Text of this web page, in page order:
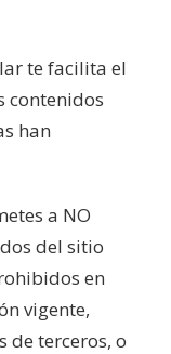
te facilita el
contenidos
han
a NO
del sitio
en
vigente,
de terceros, o